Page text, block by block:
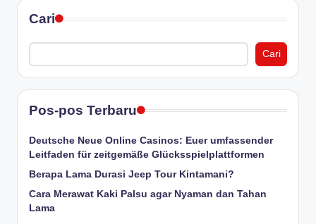
Cari
Cari
Pos-pos Terbaru
Deutsche Neue Online Casinos: Euer umfassender
Leitfaden für zeitgemäße Glücksspielplattformen
Berapa Lama Durasi Jeep Tour Kintamani?
Cara Merawat Kaki Palsu agar Nyaman dan Tahan
Lama